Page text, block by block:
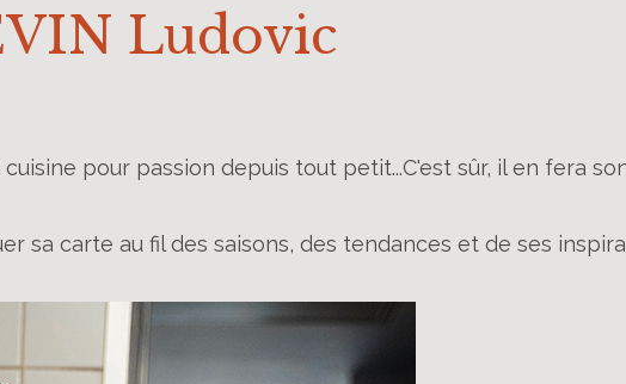
Ludovic
pour passion depuis tout petit...C'est sûr, il en fera
sa carte au fil des saisons, des tendances et de ses